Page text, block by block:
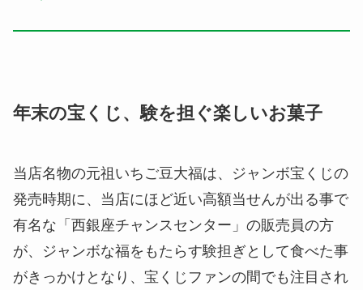
年末の宝くじ、験を担ぐ楽しいお菓子
当店名物の元祖いちご豆大福は、ジャンボ宝くじの
発売時期に、当店にほど近い高額当せんが出る事で
有名な「西銀座チャンスセンター」の販売員の方
が、ジャンボな福をもたらす験担ぎとして食べた事
がきっかけとなり、宝くじファンの間でも注目され